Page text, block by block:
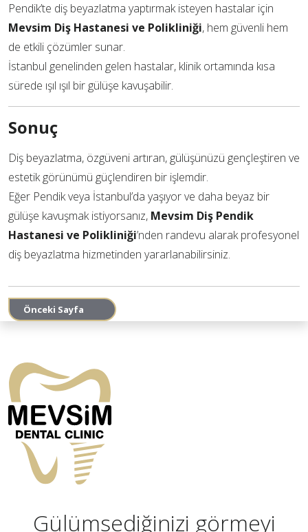
Pendik’te diş beyazlatma yaptırmak isteyen hastalar için
Mevsim Diş Hastanesi ve Polikliniği, hem güvenli hem
de etkili çözümler sunar.
İstanbul genelinden gelen hastalar, klinik ortamında kısa
sürede ışıl ışıl bir gülüşe kavuşabilir.
Sonuç
Diş beyazlatma, özgüveni artıran, gülüşünüzü gençleştiren ve
estetik görünümü güçlendiren bir işlemdir.
Eğer Pendik veya İstanbul’da yaşıyor ve daha beyaz bir
gülüşe kavuşmak istiyorsanız, Mevsim Diş Pendik
Hastanesi ve Polikliniği’nden randevu alarak profesyonel
diş beyazlatma hizmetinden yararlanabilirsiniz.
Önceki Sayfa
Gülümsediğinizi görmeyi